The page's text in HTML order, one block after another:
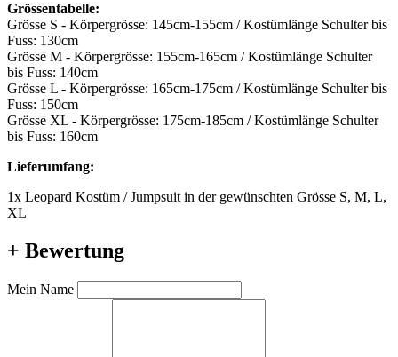
Grössentabelle:
Grösse S - Körpergrösse: 145cm-155cm / Kostümlänge Schulter bis
Fuss: 130cm
Grösse M - Körpergrösse: 155cm-165cm / Kostümlänge Schulter
bis Fuss: 140cm
Grösse L - Körpergrösse: 165cm-175cm / Kostümlänge Schulter bis
Fuss: 150cm
Grösse XL - Körpergrösse: 175cm-185cm / Kostümlänge Schulter
bis Fuss: 160cm
Lieferumfang:
1x Leopard Kostüm / Jumpsuit in der gewünschten Grösse S, M, L,
XL
+ Bewertung
Mein Name